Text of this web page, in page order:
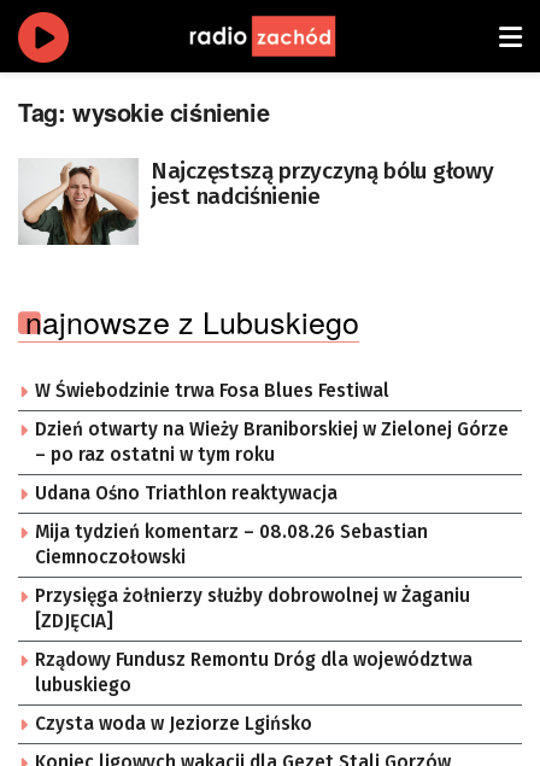
Tag: wysokie ciśnienie
Najczęstszą przyczyną bólu głowy
jest nadciśnienie
najnowsze z Lubuskiego
W Świebodzinie trwa Fosa Blues Festiwal
Dzień otwarty na Wieży Braniborskiej w Zielonej Górze
– po raz ostatni w tym roku
Udana Ośno Triathlon reaktywacja
Mija tydzień komentarz – 08.08.26 Sebastian
Ciemnoczołowski
Przysięga żołnierzy służby dobrowolnej w Żaganiu
[ZDJĘCIA]
Rządowy Fundusz Remontu Dróg dla województwa
lubuskiego
Czysta woda w Jeziorze Lgińsko